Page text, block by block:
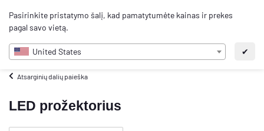
Pasirinkite pristatymo šalį, kad pamatytumėte kainas ir prekes
pagal savo vietą.
United States ✔
LT
Atsarginių dalių paieška
LED prožektorius